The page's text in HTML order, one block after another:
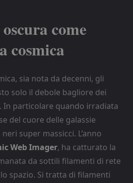
come
cosmica
sia nota da decenni, gli
solo il debole bagliore dei
In particolare quando irradiata
del cuore delle galassie
super massicci. L’anno
Web Imager, ha catturato la
da sottili filamenti di rete
spazio. Si tratta di filamenti